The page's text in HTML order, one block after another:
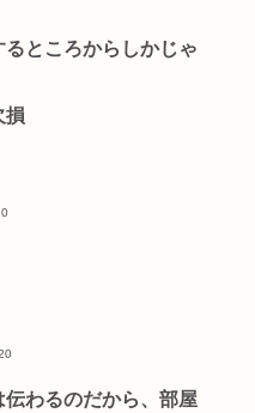
ところからしかじゃ
損
わるのだから、部屋